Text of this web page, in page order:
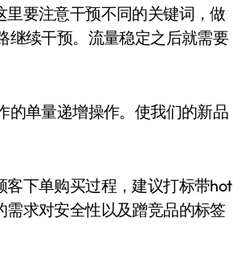
要注意干预不同的关键词，做
继续干预。流量稳定之后就需要
的单量递增操作。使我们的新品
下单购买过程，建议打标带hot
求对安全性以及蹭竞品的标签